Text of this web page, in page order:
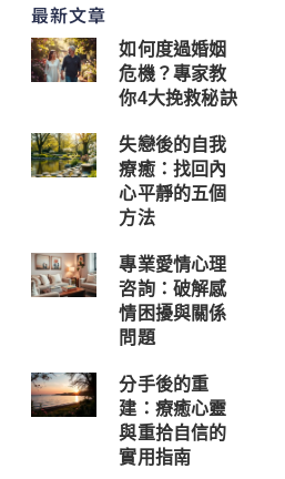
最新文章
如何度過婚姻
危機？專家教
你4大挽救秘訣
失戀後的自我
療癒：找回內
心平靜的五個
方法
專業愛情心理
咨詢：破解感
情困擾與關係
問題
分手後的重
建：療癒心靈
與重拾自信的
實用指南